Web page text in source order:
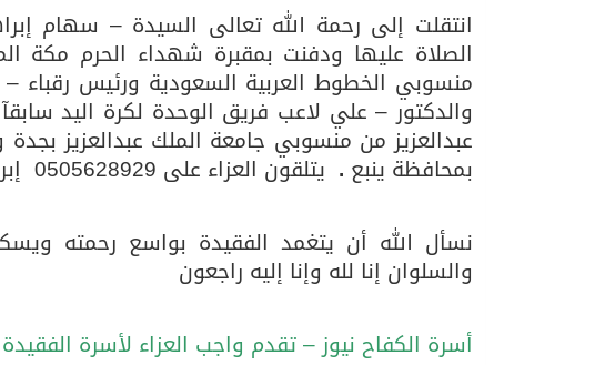
05/08/2026بين البحر والترفيه والثقافة
الصلاة عليها ودفنت بمقبرة شهداء الحرم مكة
منسوبي الخطوط العربية السعودية ورئيس
والدكتور – علي لاعب فريق الوحدة لكرة اليد
عبدالعزيز من منسوبي جامعة الملك عبدالعزيز
بمحافظة ينبع . يتلقون العزاء على 0505628929 إبراهيم
نسأل الله أن يتغمد الفقيدة بواسع رحمته
والسلوان إنا لله وإنا إليه راجعون
أسرة الكفاح نيوز – تقدم واجب العزاء لأسرة الفقيدة